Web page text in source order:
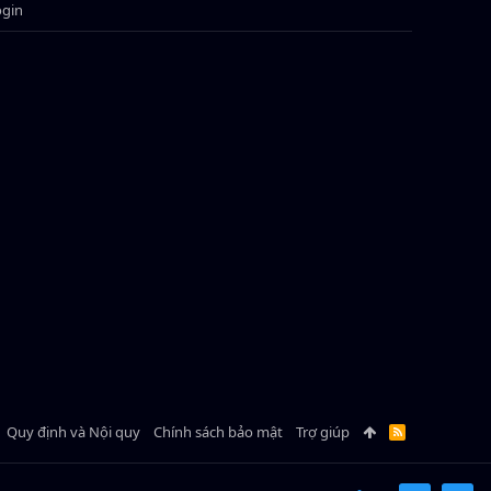
Quy định và Nội quy Chính sách bảo mật Trợ giúp
R
S